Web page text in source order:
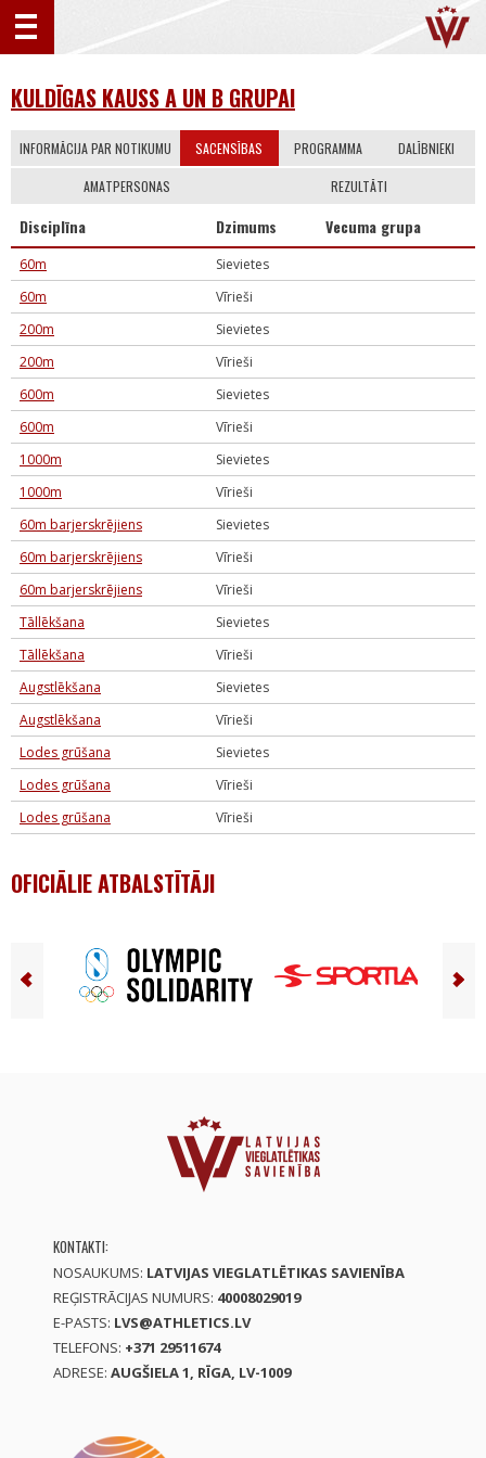
KULDĪGAS KAUSS A UN B GRUPAI
INFORMĀCIJA PAR NOTIKUMU SACENSĪBAS PROGRAMMA DALĪBNIEKI
AMATPERSONAS REZULTĀTI
Disciplīna Dzimums Vecuma grupa
60m
Sievietes
60m
Vīrieši
200m
Sievietes
200m
Vīrieši
600m
Sievietes
600m
Vīrieši
1000m
Sievietes
1000m
Vīrieši
60m barjerskrējiens
Sievietes
60m barjerskrējiens
Vīrieši
60m barjerskrējiens
Vīrieši
Tāllēkšana
Sievietes
Tāllēkšana
Vīrieši
Augstlēkšana
Sievietes
Augstlēkšana
Vīrieši
Lodes grūšana
Sievietes
Lodes grūšana
Vīrieši
Lodes grūšana
Vīrieši
OFICIĀLIE ATBALSTĪTĀJI
KONTAKTI:
NOSAUKUMS: LATVIJAS VIEGLATLĒTIKAS SAVIENĪBA
REĢISTRĀCIJAS NUMURS: 40008029019
E-PASTS: LVS@ATHLETICS.LV
TELEFONS: +371 29511674
ADRESE: AUGŠIELA 1, RĪGA, LV-1009